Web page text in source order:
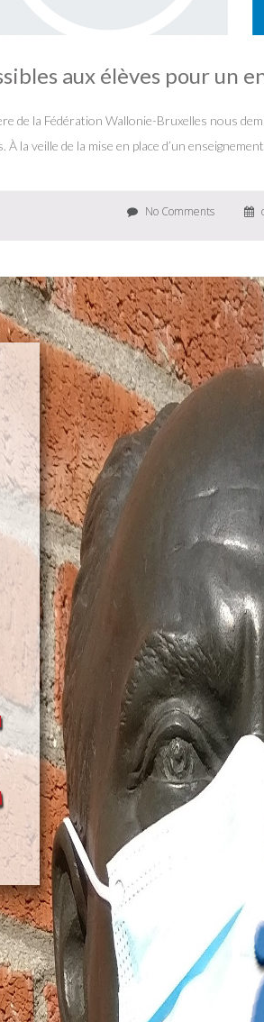
aux élèves pour un
de la Fédération Wallonie-Bruxelles nous
la veille de la mise en place d’un
No Comments